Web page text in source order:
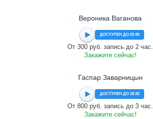
Вероника Ваганова
ДОСТУПЕН ДО 23:00
От 300 руб. запись до 2 час.
Закажите сейчас!
Гаспар Заварницын
ДОСТУПЕН ДО 18:00
От 800 руб. запись до 3 час.
Закажите сейчас!